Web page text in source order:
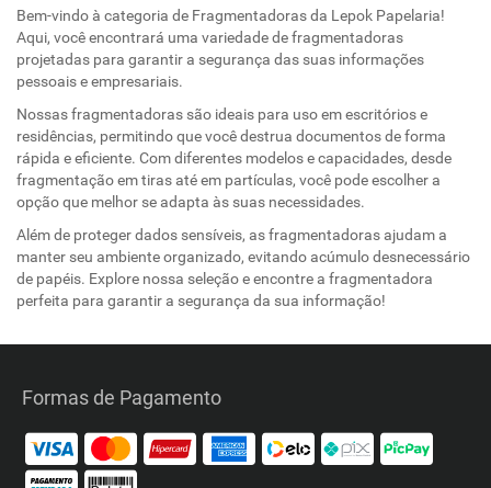
Bem-vindo à categoria de Fragmentadoras da Lepok Papelaria!
Aqui, você encontrará uma variedade de fragmentadoras
projetadas para garantir a segurança das suas informações
pessoais e empresariais.
Nossas fragmentadoras são ideais para uso em escritórios e
residências, permitindo que você destrua documentos de forma
rápida e eficiente. Com diferentes modelos e capacidades, desde
fragmentação em tiras até em partículas, você pode escolher a
opção que melhor se adapta às suas necessidades.
Além de proteger dados sensíveis, as fragmentadoras ajudam a
manter seu ambiente organizado, evitando acúmulo desnecessário
de papéis. Explore nossa seleção e encontre a fragmentadora
perfeita para garantir a segurança da sua informação!
Formas de Pagamento